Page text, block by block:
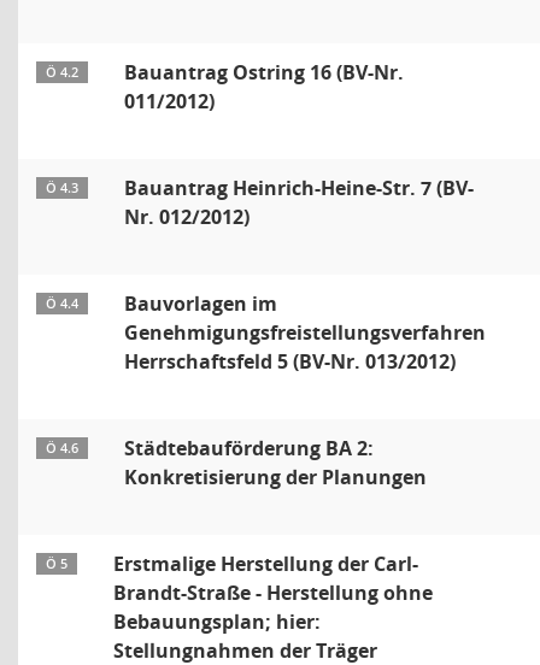
Ö 4.2
Bauantrag Ostring 16 (BV-Nr.
011/2012)
Ö 4.3
Bauantrag Heinrich-Heine-Str. 7 (BV-
Nr. 012/2012)
Ö 4.4
Bauvorlagen im
Genehmigungsfreistellungsverfahren
Herrschaftsfeld 5 (BV-Nr. 013/2012)
Ö 4.6
Städtebauförderung BA 2:
Konkretisierung der Planungen
Ö 5
Erstmalige Herstellung der Carl-
Brandt-Straße - Herstellung ohne
Bebauungsplan; hier:
Stellungnahmen der Träger